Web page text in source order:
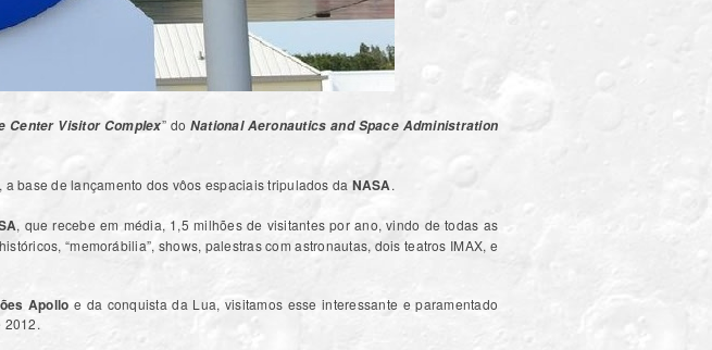
Center Visitor Complex” do National Aeronautics and Space Administration
base de lançamento dos vôos espaciais tripulados da NASA.
, que recebe em média, 1,5 milhões de visitantes por ano, vindo de todas as
“memorábilia”, shows, palestras com astronautas, dois teatros IMAX, e
Apollo e da conquista da Lua, visitamos esse interessante e paramentado
2012.